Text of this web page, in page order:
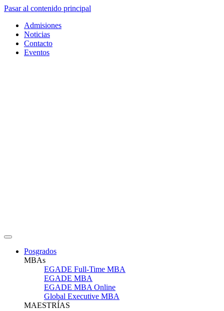
Pasar al contenido principal
Admisiones
Noticias
Contacto
Eventos
Posgrados
MBAs
EGADE Full-Time MBA
EGADE MBA
EGADE MBA Online
Global Executive MBA
MAESTRÍAS